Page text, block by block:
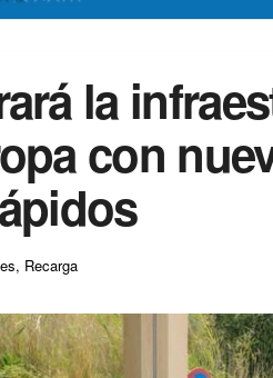
la
con
, Recarga